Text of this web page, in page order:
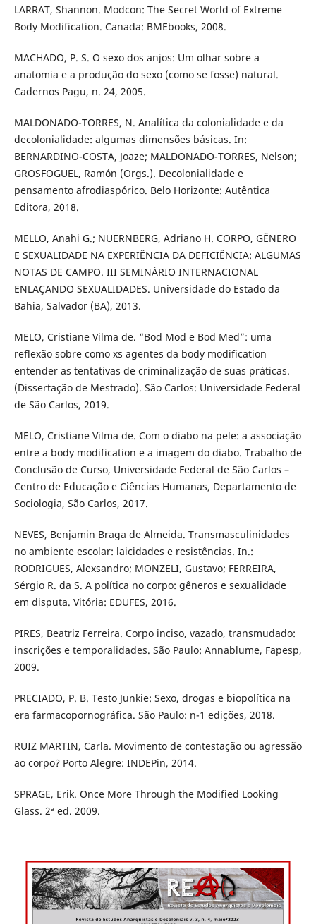
LARRAT, Shannon. Modcon: The Secret World of Extreme
Body Modification. Canada: BMEbooks, 2008.
MACHADO, P. S. O sexo dos anjos: Um olhar sobre a
anatomia e a produção do sexo (como se fosse) natural.
Cadernos Pagu, n. 24, 2005.
MALDONADO-TORRES, N. Analítica da colonialidade e da
decolonialidade: algumas dimensões básicas. In:
BERNARDINO-COSTA, Joaze; MALDONADO-TORRES, Nelson;
GROSFOGUEL, Ramón (Orgs.). Decolonialidade e
pensamento afrodiaspórico. Belo Horizonte: Autêntica
Editora, 2018.
MELLO, Anahi G.; NUERNBERG, Adriano H. CORPO, GÊNERO
E SEXUALIDADE NA EXPERIÊNCIA DA DEFICIÊNCIA: ALGUMAS
NOTAS DE CAMPO. III SEMINÁRIO INTERNACIONAL
ENLAÇANDO SEXUALIDADES. Universidade do Estado da
Bahia, Salvador (BA), 2013.
MELO, Cristiane Vilma de. “Bod Mod e Bod Med”: uma
reflexão sobre como xs agentes da body modification
entender as tentativas de criminalização de suas práticas.
(Dissertação de Mestrado). São Carlos: Universidade Federal
de São Carlos, 2019.
MELO, Cristiane Vilma de. Com o diabo na pele: a associação
entre a body modification e a imagem do diabo. Trabalho de
Conclusão de Curso, Universidade Federal de São Carlos –
Centro de Educação e Ciências Humanas, Departamento de
Sociologia, São Carlos, 2017.
NEVES, Benjamin Braga de Almeida. Transmasculinidades
no ambiente escolar: laicidades e resistências. In.:
RODRIGUES, Alexsandro; MONZELI, Gustavo; FERREIRA,
Sérgio R. da S. A política no corpo: gêneros e sexualidade
em disputa. Vitória: EDUFES, 2016.
PIRES, Beatriz Ferreira. Corpo inciso, vazado, transmudado:
inscrições e temporalidades. São Paulo: Annablume, Fapesp,
2009.
PRECIADO, P. B. Testo Junkie: Sexo, drogas e biopolítica na
era farmacopornográfica. São Paulo: n-1 edições, 2018.
RUIZ MARTIN, Carla. Movimento de contestação ou agressão
ao corpo? Porto Alegre: INDEPin, 2014.
SPRAGE, Erik. Once More Through the Modified Looking
Glass. 2ª ed. 2009.